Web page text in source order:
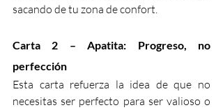
sacando de tu zona de confort.
Carta 2 – Apatita: Progreso, no
perfección
Esta carta refuerza la idea de que no
necesitas ser perfecto para ser valioso o